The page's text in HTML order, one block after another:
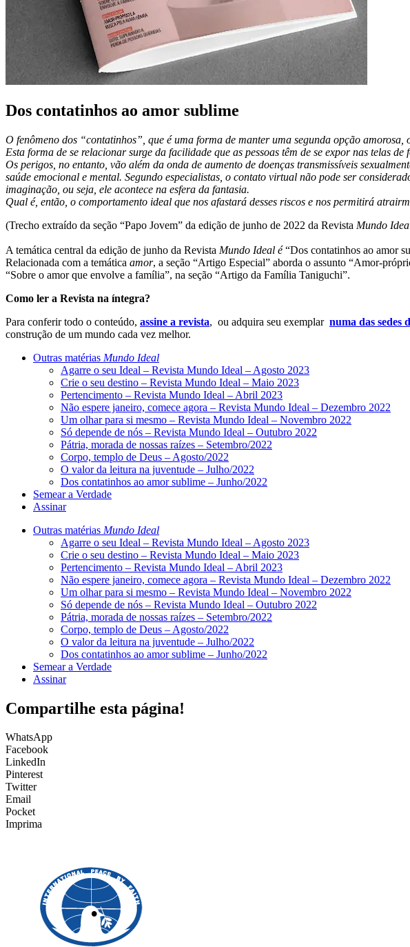
Dos contatinhos ao amor sublime
O fenômeno dos “contatinhos”, que é uma forma de manter uma segunda opção
Esta forma de se relacionar surge da facilidade que as pessoas têm de se expor nas telas
Os perigos, no entanto, vão além da onda de aumento de doenças transmissíveis
saúde emocional e mental. Segundo especialistas, o contato virtual não pode ser
imaginação, ou seja, ele acontece na esfera da fantasia.
Qual é, então, o comportamento ideal que nos afastará desses riscos e nos permitirá
(Trecho extraído da seção “Papo Jovem” da edição de junho de 2022 da Revista Mundo
A temática central da edição de junho da Revista Mundo Ideal é“Dos contatinhos ao amor
Relacionada com a temática amor, a seção “Artigo Especial” aborda o assunto “Amor-
“Sobre o amor que envolve a família”, na seção “Artigo da Família Taniguchi”.
Como ler a Revista na íntegra?
Para conferir todo o conteúdo, assine a revista, ou adquira seu exemplar numa das sedes
construção de um mundo cada vez melhor.
Outras matérias Mundo Ideal
Agarre o seu Ideal – Revista Mundo Ideal – Agosto 2023
Crie o seu destino – Revista Mundo Ideal – Maio 2023
Pertencimento – Revista Mundo Ideal – Abril 2023
Não espere janeiro, comece agora – Revista Mundo Ideal – Dezembro 2022
Um olhar para si mesmo – Revista Mundo Ideal – Novembro 2022
Só depende de nós – Revista Mundo Ideal – Outubro 2022
Pátria, morada de nossas raízes – Setembro/2022
Corpo, templo de Deus – Agosto/2022
O valor da leitura na juventude – Julho/2022
Dos contatinhos ao amor sublime – Junho/2022
Semear a Verdade
Assinar
Outras matérias Mundo Ideal
Agarre o seu Ideal – Revista Mundo Ideal – Agosto 2023
Crie o seu destino – Revista Mundo Ideal – Maio 2023
Pertencimento – Revista Mundo Ideal – Abril 2023
Não espere janeiro, comece agora – Revista Mundo Ideal – Dezembro 2022
Um olhar para si mesmo – Revista Mundo Ideal – Novembro 2022
Só depende de nós – Revista Mundo Ideal – Outubro 2022
Pátria, morada de nossas raízes – Setembro/2022
Corpo, templo de Deus – Agosto/2022
O valor da leitura na juventude – Julho/2022
Dos contatinhos ao amor sublime – Junho/2022
Semear a Verdade
Assinar
Compartilhe esta página!
WhatsApp
Facebook
LinkedIn
Pinterest
Twitter
Email
Pocket
Imprima